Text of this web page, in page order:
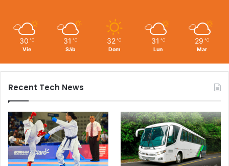
30 ℃
Vie
31 ℃
Sáb
32 ℃
Dom
31 ℃
Lun
29 ℃
Mar
Recent Tech News